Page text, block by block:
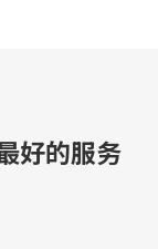
好的服务